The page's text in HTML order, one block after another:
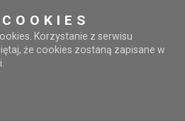
Korzystanie z serwisu
że cookies zostaną zapisane w